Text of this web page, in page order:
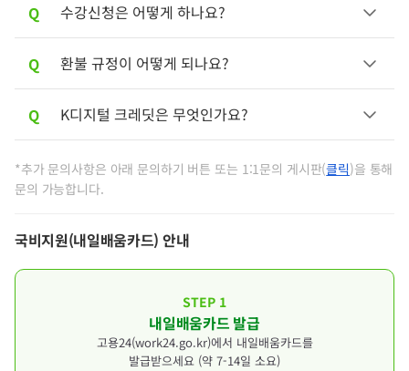
Q 수강신청은 어떻게 하나요?
A
최우선적으로 내일배움카드를 발급 받으셔
야합니다.
실물 카드를 받으신 이후 고용24 수강신청과
윈스펙 수강신청 및 결제까지 진행이 필요합
니다.
Q 환불 규정이 어떻게 되나요?
A
수강 전일까지 수강취소 가능하며, 이후에는
수강 기간에 따라 환불 금액이 변동됩니다.
[자부담금 환불 기준]
학습 시작 후부터 학습기간 1/3 경과 전까지: 자부
담금 2/3에 해당하는 금액
학습기간 1/3 경과 후부터 1/2 경과 전까지: 자부
1/2 경과 후: 환불 없음
[K크레딧 취소(중도포기) 패널티 규정]
Q K디지털 크레딧은 무엇인가요?
A 지원내용
국민내일배움카드 훈련비 지원 한도(5년간
의 크레딧 추가 지급됩니다.
련비의 10%를 부담해야 합니다.
(유효기간은 지급일로부터 기산)
크레딧 잔액이 남은 경우 1회에 한하여 잔액을 초과
*추가 문의사항은 아래 문의하기 버튼 또는 1:1문의 게시판(1:1문의 게시판
클릭)을 통해
문의 가능합니다.
국비지원(내일배움카드) 안내
STEP 1
내일배움카드 발급
고용24(work24.go.kr)에서 내일배움카드를
발급받으세요 (약 7-14일 소요)